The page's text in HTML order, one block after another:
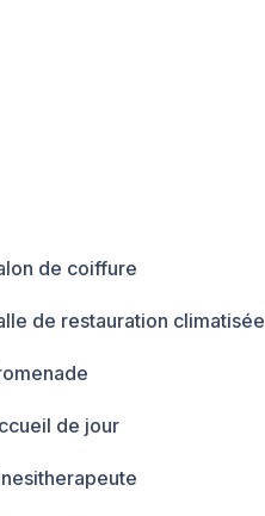
de coiffure
de restauration climatisée
de jour